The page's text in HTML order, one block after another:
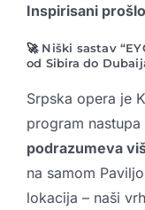
Inspirisani
🚀 Niški sastav
od Sibira do
Srpska opera je
program
podrazumeva
na samom
lokacija – naši